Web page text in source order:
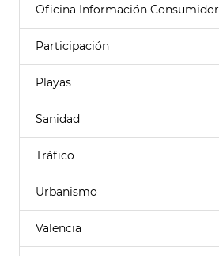
Oficina Información Consumidor
Participación
Playas
Sanidad
Tráfico
Urbanismo
Valencia